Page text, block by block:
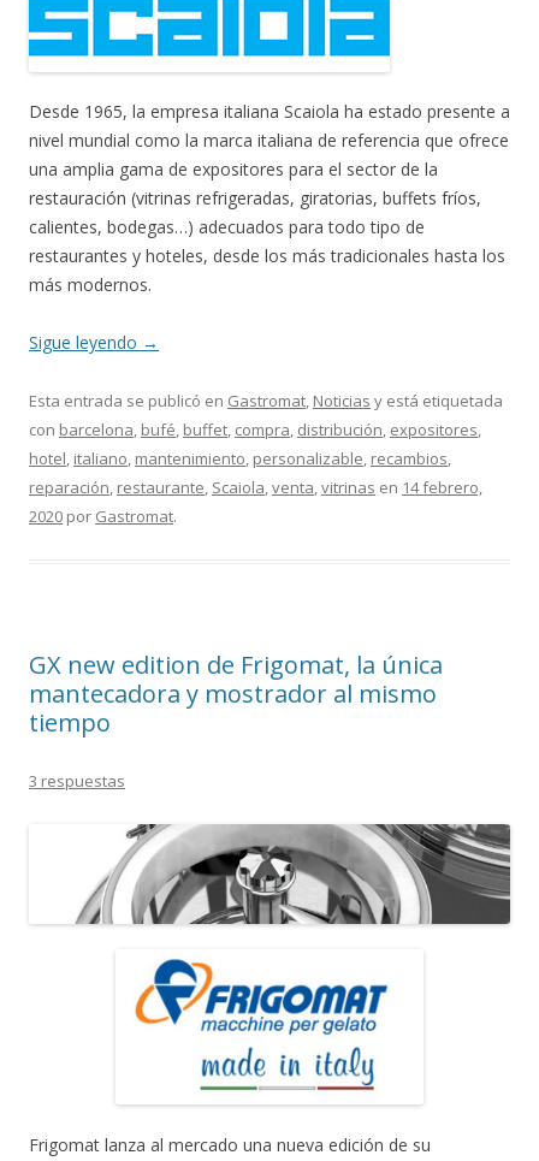
Desde 1965, la empresa italiana Scaiola ha estado presente a
nivel mundial como la marca italiana de referencia que ofrece
una amplia gama de expositores para el sector de la
restauración (vitrinas refrigeradas, giratorias, buffets fríos,
calientes, bodegas…) adecuados para todo tipo de
restaurantes y hoteles, desde los más tradicionales hasta los
más modernos.
Sigue leyendo →
Esta entrada se publicó en Gastromat Noticias y está etiquetada
con barcelona bufé buffet compra distribución expositores
hotel italiano mantenimiento personalizable recambios
reparación restaurante Scaiola venta vitrinas en 14 febrero,
2020 por Gastromat.
GX new edition de Frigomat, la única
mantecadora y mostrador al mismo
tiempo
3 respuestas
Frigomat lanza al mercado una nueva edición de su